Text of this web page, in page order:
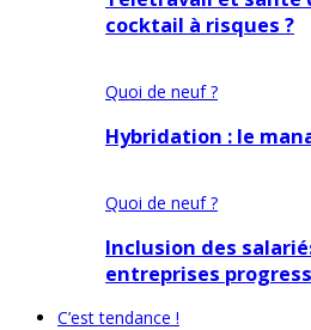
cocktail à risques ?
Quoi de neuf ?
Hybridation : le
Quoi de neuf ?
Inclusion des
entreprises
C’est tendance !